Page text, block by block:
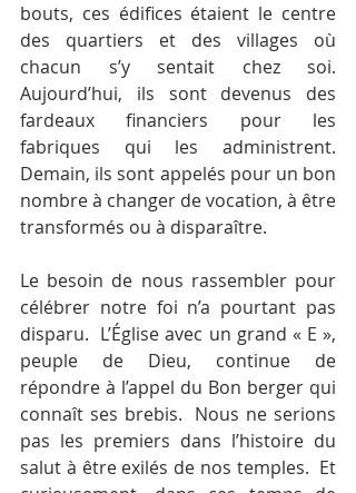
bouts, ces édifices étaient le centre
des quartiers et des villages où
chacun s’y sentait chez soi.
Aujourd’hui, ils sont devenus des
fardeaux financiers pour les
fabriques qui les administrent.
Demain, ils sont appelés pour un bon
nombre à changer de vocation, à être
transformés ou à disparaître.
Le besoin de nous rassembler pour
célébrer notre foi n’a pourtant pas
disparu.  L’Église avec un grand « E »,
peuple de Dieu, continue de
répondre à l’appel du Bon berger qui
connaît ses brebis.  Nous ne serions
pas les premiers dans l’histoire du
salut à être exilés de nos temples.  Et